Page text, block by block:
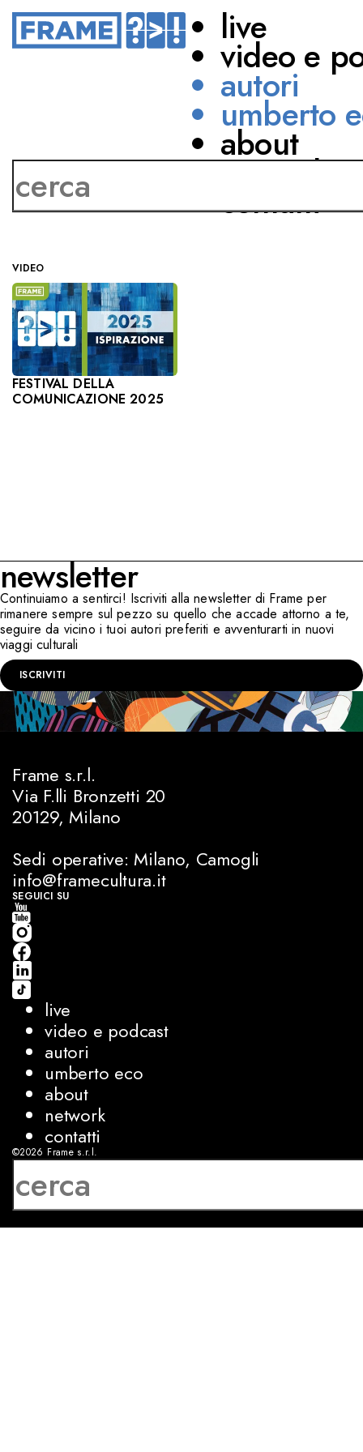
live
video e
autori
umberto
about
network
contatti
Marco Rinaldi
VIDEO
FESTIVAL DELLA
COMUNICAZIONE 2025
newsletter
Continuiamo a sentirci! Iscriviti alla newsletter di Frame per
rimanere sempre sul pezzo su quello che accade attorno a te,
seguire da vicino i tuoi autori preferiti e avventurarti in nuovi
viaggi culturali
ISCRIVITI
Frame s.r.l.
Via F.lli Bronzetti 20
20129, Milano
Sedi operative: Milano, Camogli
info@framecultura.it
SEGUICI SU
live
video e podcast
autori
umberto eco
about
network
contatti
©2026 Frame s.r.l.
P.IVA 08927250962
sviluppo:Luca Bunino